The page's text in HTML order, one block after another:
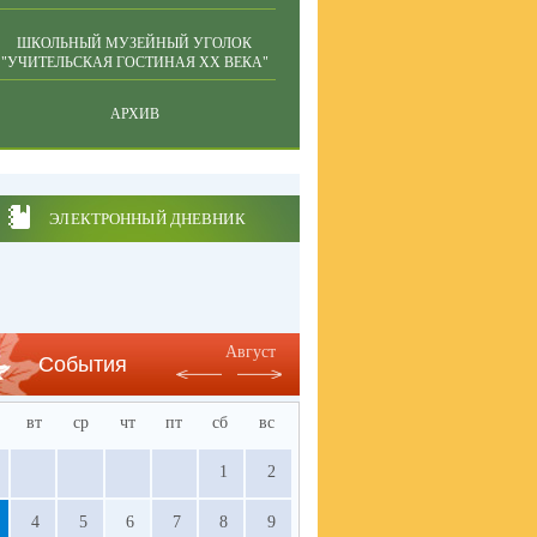
ШКОЛЬНЫЙ МУЗЕЙНЫЙ УГОЛОК
"УЧИТЕЛЬСКАЯ ГОСТИНАЯ ХХ ВЕКА"
АРХИВ
ЭЛЕКТРОННЫЙ ДНЕВНИК
События
Август
вт ср чт пт сб вс
1 2
4 5 6 7 8 9